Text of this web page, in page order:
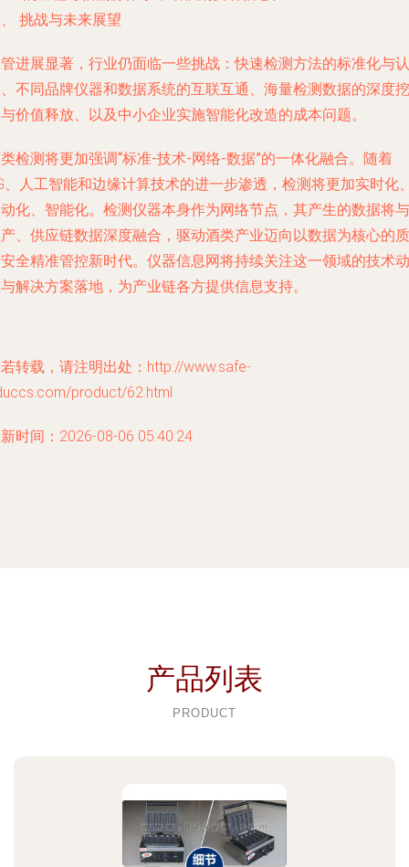
挑战与未来展望
进展显著，行业仍面临一些挑战：快速检测方法的标准化与认
不同品牌仪器和数据系统的互联互通、海量检测数据的深度挖
价值释放、以及中小企业实施智能化改造的成本问题。
检测将更加强调“标准-技术-网络-数据”的一体化融合。随着
、人工智能和边缘计算技术的进一步渗透，检测将更加实时化
化、智能化。检测仪器本身作为网络节点，其产生的数据将与
、供应链数据深度融合，驱动酒类产业迈向以数据为核心的质
全精准管控新时代。仪器信息网将持续关注这一领域的技术动
解决方案落地，为产业链各方提供信息支持。
转载，请注明出处：http://www.safe-
product/62.html
时间：2026-08-06 05:40:24
产品列表
PRODUCT